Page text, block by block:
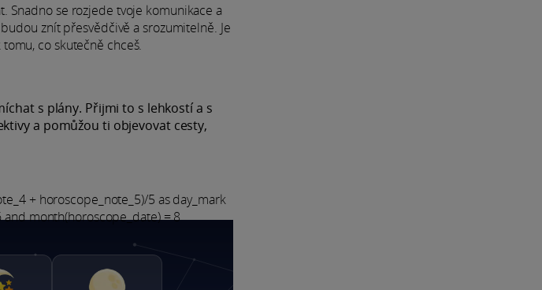
se rozjede tvoje komunikace a
znít přesvědčivě a srozumitelně. Je
co skutečně chceš.
s plány. Přijmi to s lehkostí a s
a pomůžou ti objevovat cesty,
+ horoscope_note_5)/5 as day_mark
month(horoscope_date) = 8